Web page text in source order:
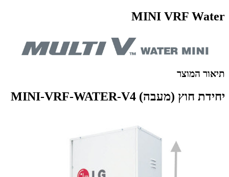
MINI VRF Water
תיאור המוצר
יחידת חוץ (מעבה) MINI-VRF-WATER-V4